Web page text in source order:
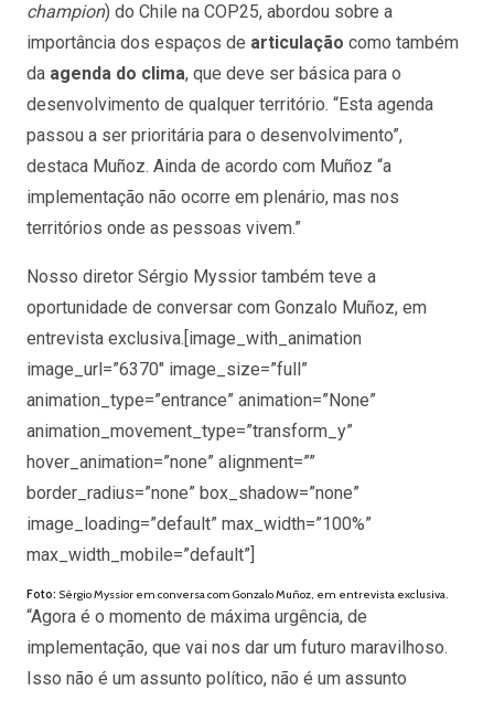
champion) do Chile na COP25, abordou sobre a
importância dos espaços de articulação como também
da agenda do clima, que deve ser básica para o
desenvolvimento de qualquer território. “Esta agenda
passou a ser prioritária para o desenvolvimento”,
destaca Muñoz. Ainda de acordo com Muñoz “a
implementação não ocorre em plenário, mas nos
territórios onde as pessoas vivem.”
Nosso diretor Sérgio Myssior também teve a
oportunidade de conversar com Gonzalo Muñoz, em
entrevista exclusiva.[image_with_animation
image_url=”6370″ image_size=”full”
animation_type=”entrance” animation=”None”
animation_movement_type=”transform_y”
hover_animation=”none” alignment=””
border_radius=”none” box_shadow=”none”
image_loading=”default” max_width=”100%”
max_width_mobile=”default”]
Foto: Sérgio Myssior em conversa com Gonzalo Muñoz, em entrevista exclusiva.
“Agora é o momento de máxima urgência, de
implementação, que vai nos dar um futuro maravilhoso.
Isso não é um assunto político, não é um assunto